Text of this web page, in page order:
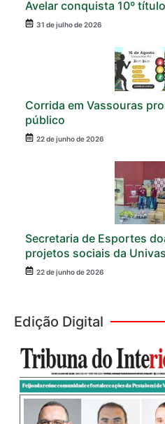
Avelar conquista 10º
31 de julho de 2026
Corrida em Vassouras
público
22 de junho de 2026
Secretaria de Esportes
projetos sociais da
22 de junho de 2026
Edição Digital